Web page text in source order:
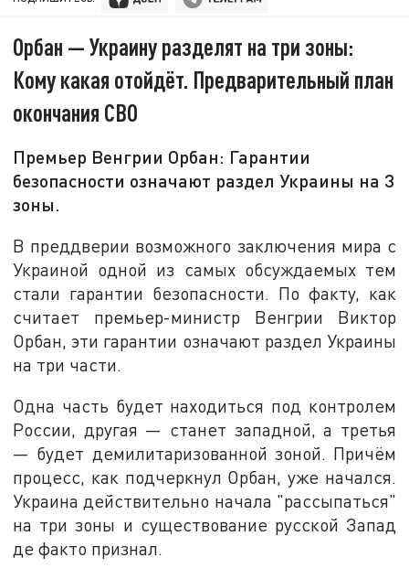
Орбан — Украину разделят на три зоны:
Кому какая отойдёт. Предварительный план
окончания СВО
Премьер Венгрии Орбан: Гарантии
безопасности означают раздел Украины на 3
зоны.
В преддверии возможного заключения мира с
Украиной одной из самых обсуждаемых тем
стали гарантии безопасности. По факту, как
считает премьер-министр Венгрии Виктор
Орбан, эти гарантии означают раздел Украины
на три части.
Одна часть будет находиться под контролем
России, другая — станет западной, а третья
— будет демилитаризованной зоной. Причём
процесс, как подчеркнул Орбан, уже начался.
Украина действительно начала "рассыпаться"
на три зоны и существование русской Запад
де факто признал.